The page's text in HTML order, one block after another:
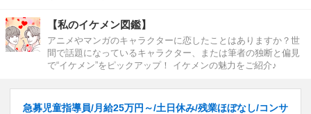
【私のイケメン図鑑】
アニメやマンガのキャラクターに恋したことはありますか？世
間で話題になっているキャラクター、または筆者の独断と偏見
で“イケメン”をピックアップ！ イケメンの魅力をご紹介♪
急募児童指導員/月給25万円～/土日休み/残業ほぼなし/コンサ